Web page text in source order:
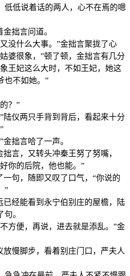
低低说着话的两人，心不在焉的嗯
拙言问道。
没什么大事。”金拙言聚拢了心
婆很象，”顿了顿，金拙言有几分
王妃这么大时，不如王妃，她这
也不如她。”
？”
陆仪两只手背到背后，看起来十分
拙言哈了一声。
言，又转头冲秦王努了努嘴，
你的后院，他也能。”
一句，随即又叹了口气，“你说的
”
已经能看到永宁伯别庄的屋檐，陆
。
方便，再说，进去就是添乱。”金
放慢脚步，看着别庄门口，严夫人